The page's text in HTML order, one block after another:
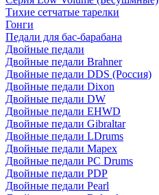
Тихие сетчатые тарелки
Гонги
Педали для бас-барабана
Двойные педали
Двойные педали Brahner
Двойные педали DDS (Россия)
Двойные педали Dixon
Двойные педали DW
Двойные педали EHWD
Двойные педали Gibraltar
Двойные педали LDrums
Двойные педали Mapex
Двойные педали PC Drums
Двойные педали PDP
Двойные педали Pearl